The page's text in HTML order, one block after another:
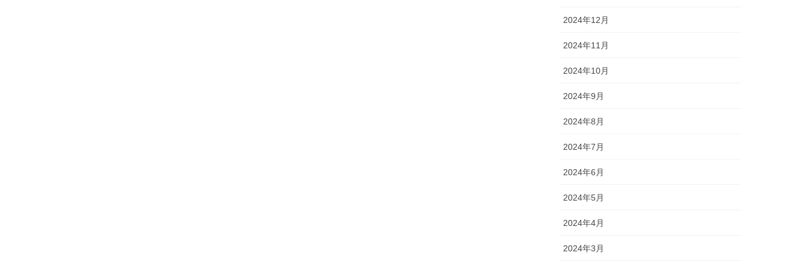
2024年12月
2024年11月
2024年10月
2024年9月
2024年8月
2024年7月
2024年6月
2024年5月
2024年4月
2024年3月